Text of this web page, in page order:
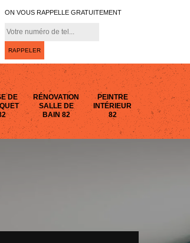
ON VOUS RAPPELLE GRATUITEMENT
DE
RÉNOVATION
SALLE DE
BAIN 82
PEINTRE
INTÉRIEUR
82